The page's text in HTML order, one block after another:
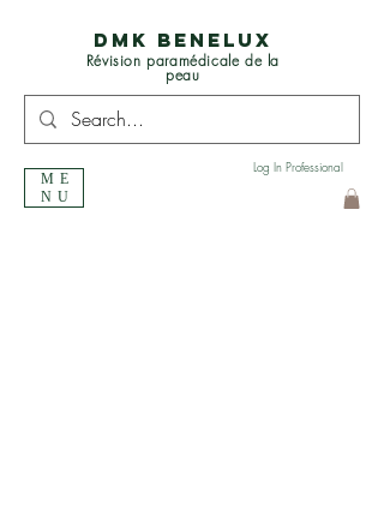
DMK BENELUX
Révision paramédicale de la
peau
ME
NU
Log In Professional